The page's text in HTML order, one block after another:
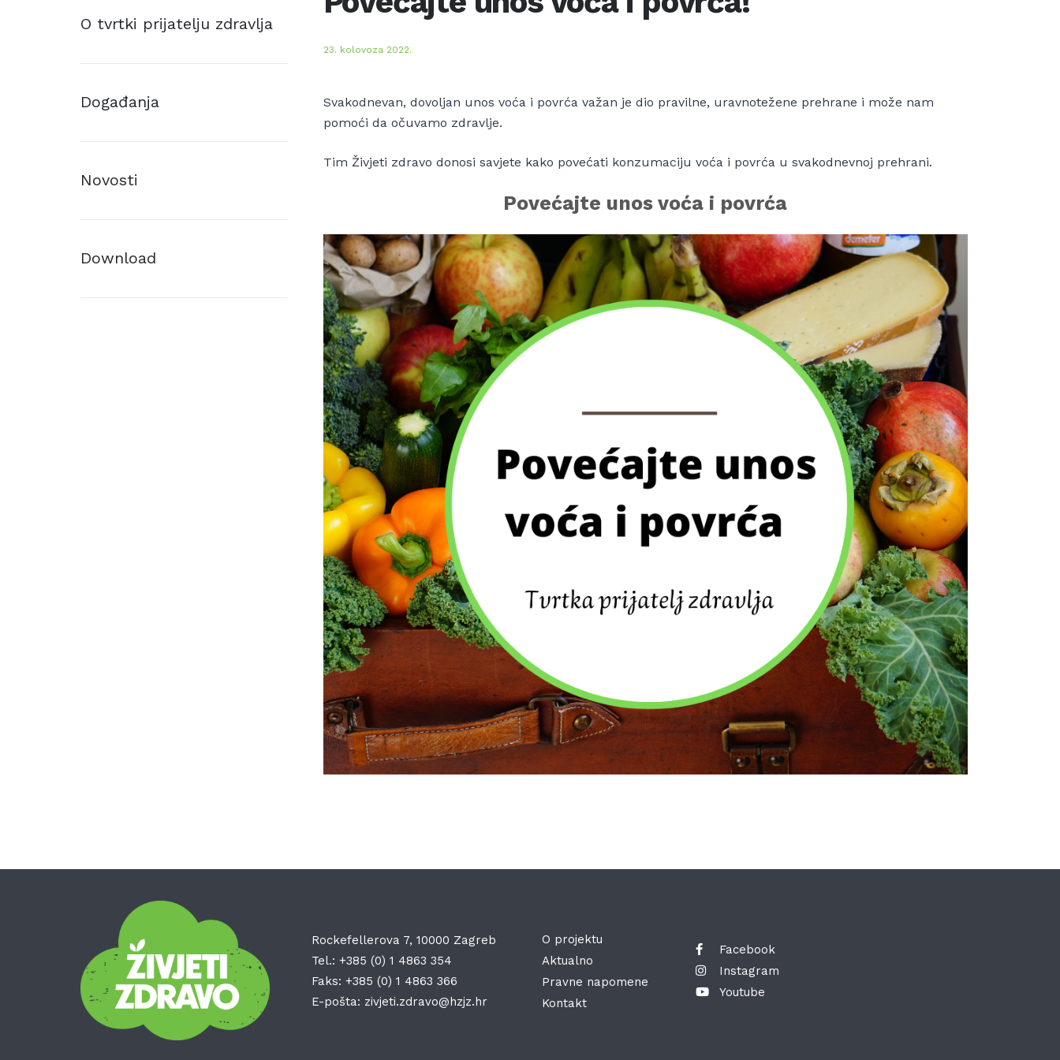
O tvrtki prijatelju zdravlja
Događanja
Novosti
Download
23. kolovoza 2022.
Svakodnevan, dovoljan unos voća i povrća važan je dio pravilne, uravnotežene prehrane i može nam
pomoći da očuvamo zdravlje.
Tim Živjeti zdravo donosi savjete kako povećati konzumaciju voća i povrća u svakodnevnoj prehrani.
Povećajte unos voća i povrća
Rockefellerova 7, 10000 Zagreb
Tel.: +385 (0) 1 4863 354
Faks: +385 (0) 1 4863 366
E-pošta: zivjeti.zdravo@hzjz.hr
O projektu
Aktualno
Pravne napomene
Kontakt
Facebook
Instagram
Youtube